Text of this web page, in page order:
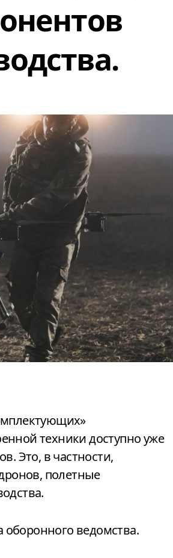
техники доступно уже
Это, в частности,
полетные
оборонного ведомства.